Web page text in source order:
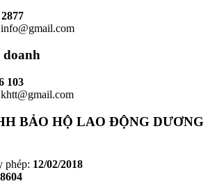
doanh
103
BẢO HỘ LAO ĐỘNG DƯƠNG
phép: 12/02/2018